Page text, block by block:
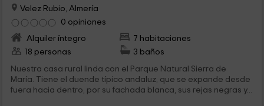
Velez Rubio, Almería
0 opiniones
Alquiler íntegro
7 habitaciones
18 personas
3 baños
Nuestra casa rural linda con el Parque Natural Sierra de
María. Tiene el duende típico andaluz, que se expande desde
fuera hacia dentro, por su fachada blanca, sus rejas negras y...